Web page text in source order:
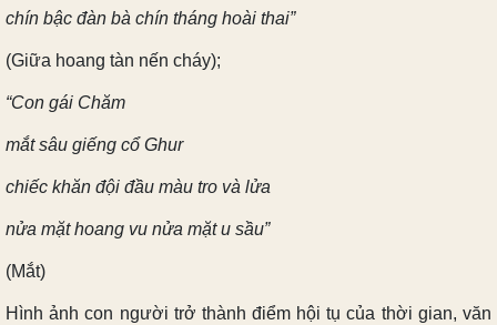
chín bậc đàn bà chín tháng hoài thai”
(Giữa hoang tàn nến cháy);
“Con gái Chăm
mắt sâu giếng cổ Ghur
chiếc khăn đội đầu màu tro và lửa
nửa mặt hoang vu nửa mặt u sầu”
(Mắt)
Hình ảnh con người trở thành điểm hội tụ của thời gian, văn